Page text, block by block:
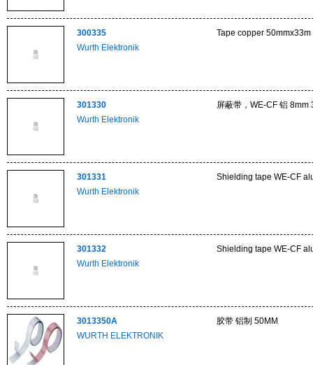
300335
Wurth Elektronik
Tape copper 50mmx33m
301330
Wurth Elektronik
屏蔽带，WE-CF 铝 8mm
301331
Wurth Elektronik
Shielding tape WE-CF
301332
Wurth Elektronik
Shielding tape WE-CF
3013350A
WURTH ELEKTRONIK
胶带 铝制 50MM